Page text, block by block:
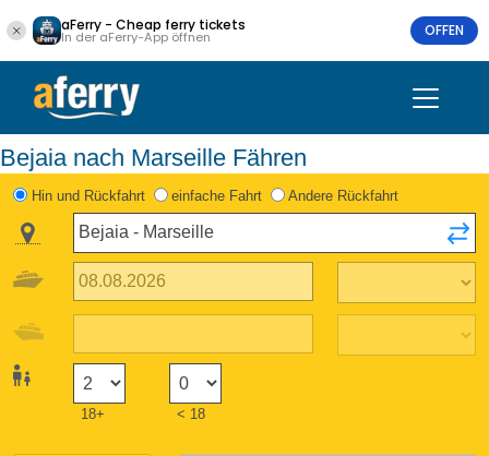
aFerry - Cheap ferry tickets
In der aFerry-App öffnen OFFEN
Bejaia nach Marseille Fähren
Hin und Rückfahrt einfache Fahrt Andere Rückfahrt
18+ < 18